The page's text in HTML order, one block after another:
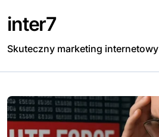
to
content
inter7
Skuteczny marketing internetowy